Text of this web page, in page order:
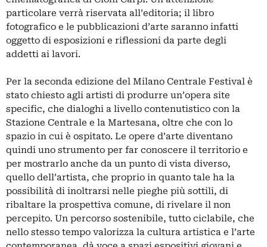
particolare verrà riservata all’editoria; il libro
fotografico e le pubblicazioni d’arte saranno infatti
oggetto di esposizioni e riflessioni da parte degli
addetti ai lavori.
Per la seconda edizione del Milano Centrale Festival è
stato chiesto agli artisti di produrre un’opera site
specific, che dialoghi a livello contenutistico con la
Stazione Centrale e la Martesana, oltre che con lo
spazio in cui è ospitato. Le opere d’arte diventano
quindi uno strumento per far conoscere il territorio e
per mostrarlo anche da un punto di vista diverso,
quello dell’artista, che proprio in quanto tale ha la
possibilità di inoltrarsi nelle pieghe più sottili, di
ribaltare la prospettiva comune, di rivelare il non
percepito. Un percorso sostenibile, tutto ciclabile, che
nello stesso tempo valorizza la cultura artistica e l’arte